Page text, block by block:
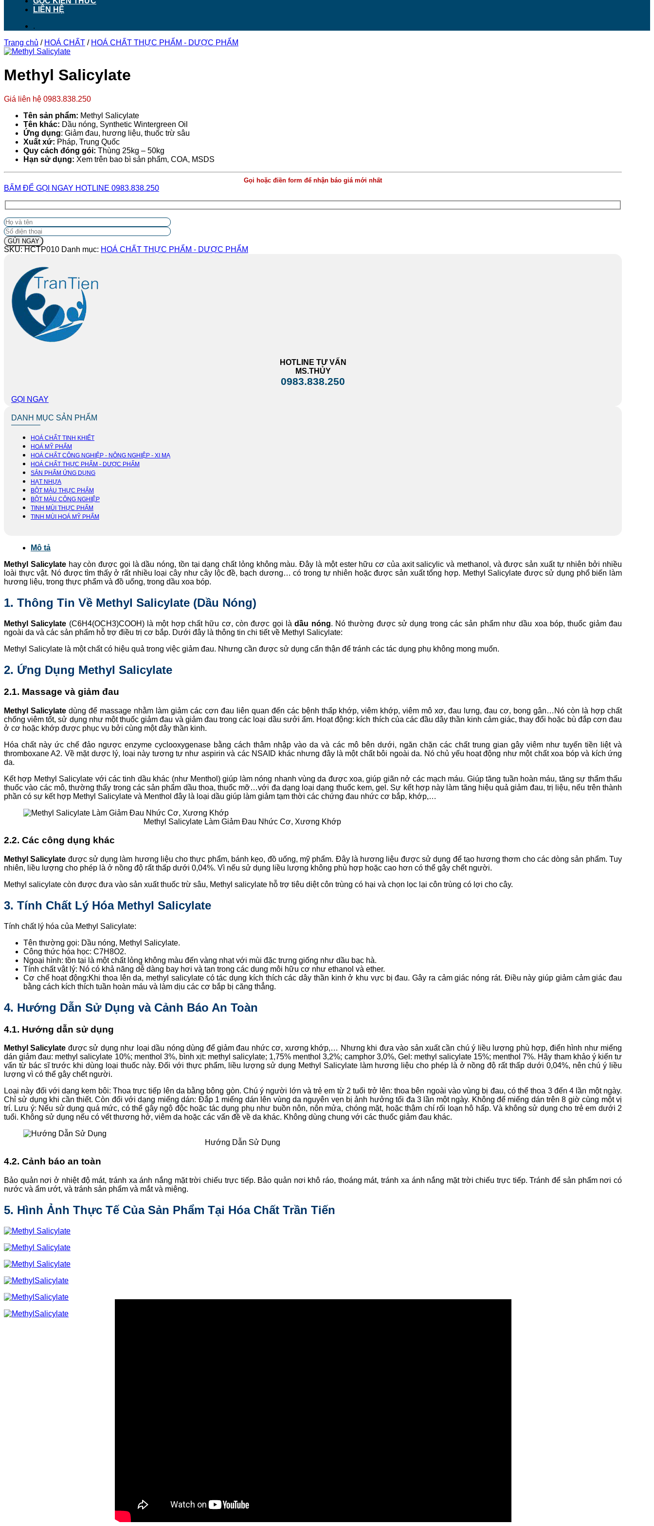
LIÊN HỆ
.
Trang chủ / HOÁ CHẤT / HOÁ CHẤT THỰC PHẨM - DƯỢC PHẨM
Methyl Salicylate
Giá liên hệ 0983.838.250
Tên sản phẩm: Methyl Salicylate
Tên khác: Dầu nóng, Synthetic Wintergreen Oil
Ứng dụng: Giảm đau, hương liệu, thuốc trừ sâu
Xuất xứ: Pháp, Trung Quốc
Quy cách đóng gói: Thùng 25kg – 50kg
Hạn sử dụng: Xem trên bao bì sản phẩm, COA, MSDS
Gọi hoặc điền form để nhận báo giá mới nhất
BẤM ĐỂ GỌI NGAY HOTLINE 0983.838.250
SKU: HCTP010 Danh mục: HOÁ CHẤT THỰC PHẨM - DƯỢC PHẨM
HOTLINE TƯ VẤN
MS.THỦY
0983.838.250
GỌI NGAY
DANH MỤC SẢN PHẨM
HOÁ CHẤT TINH KHIẾT
HOÁ MỸ PHẨM
HOÁ CHẤT CÔNG NGHIỆP - NÔNG NGHIỆP - XI MẠ
HOÁ CHẤT THỰC PHẨM - DƯỢC PHẨM
SẢN PHẨM ỨNG DỤNG
HẠT NHỰA
BỘT MÀU THỰC PHẨM
BỘT MÀU CÔNG NGHIỆP
TINH MÙI THỰC PHẨM
TINH MÙI HOÁ MỸ PHẨM
Mô tả
Methyl Salicylatehay còn được gọi là dầu nóng, tồn tại dạng chất lỏng không màu. Đây là một ester hữu cơ của axit salicylic và methanol, và được sản xuất tự nhiên bởi nhiều
loài thực vật. Nó được tìm thấy ở rất nhiều loại cây như cây lộc đề, bạch dương… có trong tự nhiên hoặc được sản xuất tổng hợp. Methyl Salicylate được sử dụng phổ biến làm
hương liệu, trong thực phẩm và đồ uống, trong dầu xoa bóp.
1. Thông Tin Về Methyl Salicylate (Dầu Nóng)
Methyl Salicylate (C6H4(OCH3)COOH) là một hợp chất hữu cơ, còn được gọi làdầu nóng. Nó thường được sử dụng trong các sản phẩm như dầu xoa bóp, thuốc giảm đau
ngoài da và các sản phẩm hỗ trợ điều trị cơ bắp. Dưới đây là thông tin chi tiết về Methyl Salicylate:
Methyl Salicylate là một chất có hiệu quả trong việc giảm đau. Nhưng cần được sử dụng cẩn thận để tránh các tác dụng phụ không mong muốn.
2. Ứng Dụng Methyl Salicylate
2.1. Massage và giảm đau
Methyl Salicylatedùng để massage nhằm làm giảm các cơn đau liên quan đến các bệnh thấp khớp, viêm khớp, viêm mô xơ, đau lưng, đau cơ, bong gân…Nó còn là hợp chất
chống viêm tốt, sử dụng như một thuốc giảm đau và giảm đau trong các loại dầu sưởi ấm. Hoạt động: kích thích của các đầu dây thần kinh cảm giác, thay đổi hoặc bù đắp cơn đau
ở cơ hoặc khớp được phục vụ bởi cùng một dây thần kinh.
Hóa chất này ức chế đảo ngược enzyme cyclooxygenase bằng cách thâm nhập vào da và các mô bên dưới, ngăn chặn các chất trung gian gây viêm như tuyến tiền liệt và
thromboxane A2. Về mặt dược lý, loại này tương tự như aspirin và các NSAID khác nhưng đây là một chất bôi ngoài da. Nó chủ yếu hoạt động như một chất xoa bóp và kích ứng
da.
Kết hợp Methyl Salicylate với các tinh dầu khác (như Menthol) giúp làm nóng nhanh vùng da được xoa, giúp giãn nở các mạch máu. Giúp tăng tuần hoàn máu, tăng sự thẩm thấu
thuốc vào các mô, thường thấy trong các sản phẩm dầu thoa, thuốc mỡ…với đa dạng loại dạng thuốc kem, gel. Sự kết hợp này làm tăng hiệu quả giảm đau, trị liệu, nếu trên thành
phần có sự kết hợp Methyl Salicylate và Menthol đây là loại dầu giúp làm giảm tạm thời các chứng đau nhức cơ bắp, khớp,…
Methyl Salicylate Làm Giảm Đau Nhức Cơ, Xương Khớp
2.2. Các công dụng khác
Methyl Salicylate được sử dụng làm hương liệu cho thực phẩm, bánh kẹo, đồ uống, mỹ phẩm. Đây là hương liệu được sử dụng để tạo hương thơm cho các dòng sản phẩm. Tuy
nhiên, liều lượng cho phép là ở nồng độ rất thấp dưới 0,04%. Vì nếu sử dụng liều lượng không phù hợp hoặc cao hơn có thể gây chết người.
Methyl salicylate còn được đưa vào sản xuất thuốc trừ sâu, Methyl salicylate hỗ trợ tiêu diệt côn trùng có hại và chọn lọc lại côn trùng có lợi cho cây.
3. Tính Chất Lý Hóa Methyl Salicylate
Tính chất lý hóa của Methyl Salicylate:
Tên thường gọi: Dầu nóng, Methyl Salicylate.
Công thức hóa học: C7H8O2.
Ngoại hình: tồn tại là một chất lỏng không màu đến vàng nhạt với mùi đặc trưng giống như dầu bạc hà.
Tính chất vật lý: Nó có khả năng dễ dàng bay hơi và tan trong các dung môi hữu cơ như ethanol và ether.
Cơ chế hoạt động:Khi thoa lên da, methyl salicylate có tác dụng kích thích các dây thần kinh ở khu vực bị đau. Gây ra cảm giác nóng rát. Điều này giúp giảm cảm giác đau
bằng cách kích thích tuần hoàn máu và làm dịu các cơ bắp bị căng thẳng.
4. Hướng Dẫn Sử Dụng và Cảnh Báo An Toàn
4.1. Hướng dẫn sử dụng
Methyl Salicylate được sử dụng như loại dầu nóng dùng để giảm đau nhức cơ, xương khớp,… Nhưng khi đưa vào sản xuất cần chú ý liều lượng phù hợp, điển hình như miếng
dán giảm đau: methyl salicylate 10%; menthol 3%, bình xịt: methyl salicylate; 1,75% menthol 3,2%; camphor 3,0%, Gel: methyl salicylate 15%; menthol 7%. Hãy tham khảo ý kiến tư
vấn từ bác sĩ trước khi dùng loại thuốc này. Đối với thực phẩm, liều lượng sử dụng Methyl Salicylate làm hương liệu cho phép là ở nồng độ rất thấp dưới 0,04%, nên chú ý liều
lượng vì có thể gây chết người.
Loại này đối với dạng kem bôi: Thoa trực tiếp lên da bằng bông gòn. Chú ý người lớn và trẻ em từ 2 tuổi trở lên: thoa bên ngoài vào vùng bị đau, có thể thoa 3 đến 4 lần một ngày.
Chỉ sử dụng khi cần thiết. Còn đối với dạng miếng dán: Đắp 1 miếng dán lên vùng da nguyên vẹn bị ảnh hưởng tối đa 3 lần một ngày. Không để miếng dán trên 8 giờ cùng một vị
trí. Lưu ý: Nếu sử dụng quá mức, có thể gây ngộ độc hoặc tác dụng phụ như buồn nôn, nôn mửa, chóng mặt, hoặc thậm chí rối loạn hô hấp. Và không sử dụng cho trẻ em dưới 2
tuổi. Không sử dụng nếu có vết thương hở, viêm da hoặc các vấn đề về da khác. Không dùng chung với các thuốc giảm đau khác.
Hướng Dẫn Sử Dụng
4.2. Cảnh báo an toàn
Bảo quản nơi ở nhiệt độ mát, tránh xa ánh nắng mặt trời chiếu trực tiếp. Bảo quản nơi khô ráo, thoáng mát, tránh xa ánh nắng mặt trời chiếu trực tiếp. Tránh để sản phẩm nơi có
nước và ẩm ướt, và tránh sản phẩm và mắt và miệng.
5. Hình Ảnh Thực Tế Của Sản Phẩm Tại Hóa Chất Trần Tiến